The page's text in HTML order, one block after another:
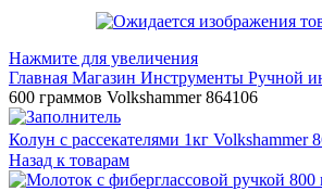
Нажмите для увеличения
Главная Магазин Инструменты Ручной
600 граммов Volkshammer 864106
Колун с рассекателями 1кг Volkshammer
Назад к товарам